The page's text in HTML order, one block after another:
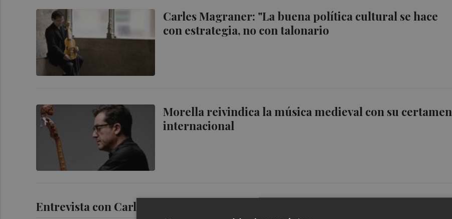
Carles Magraner: "La buena política cultural se hace
con estrategia, no con talonario
Morella reivindica la música medieval con su certamen
internacional
Entrevista con Carles Magraner